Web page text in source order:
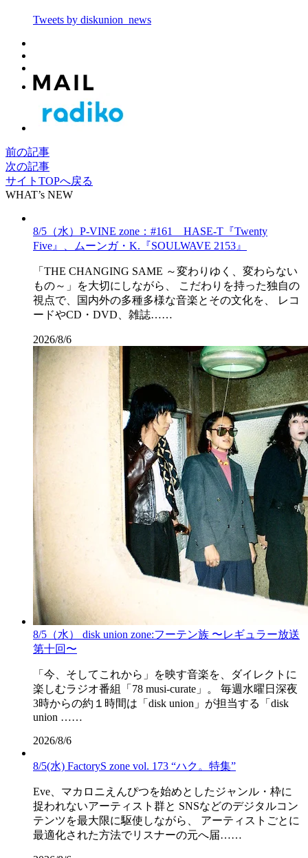
Tweets by diskunion_news
前の記事
次の記事
サイトTOPへ戻る
WHAT’s NEW
8/5（水）P-VINE zone：#161 HASE-T『Twenty
Five』、ムーンガ・K.『SOULWAVE 2153』
「THE CHANGING SAME ～変わりゆく、変わらない
もの～」を大切にしながら、 こだわりを持った独自の
視点で、国内外の多種多様な音楽とその文化を、 レコ
ードやCD・DVD、雑誌……
2026/8/6
8/5（水） disk union zone:フーテン族 〜レギュラー放送
第十回〜
「今、そしてこれから」を映す音楽を、ダイレクトに
楽しむラジオ番組「78 musi-curate」。 毎週水曜日深夜
3時からの約１時間は「disk union」が担当する「disk
union ……
2026/8/6
8/5(水) FactoryS zone vol. 173 “ハク。特集”
Eve、マカロニえんぴつを始めとしたジャンル・枠に
捉われないアーティスト群と SNSなどのデジタルコン
テンツを最大限に駆使しながら、 アーティストごとに
最適化された方法でリスナーの元へ届……